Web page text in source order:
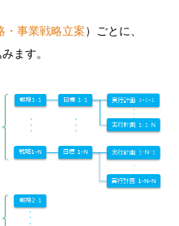
・事業戦略立案 ）ごとに、
ます。